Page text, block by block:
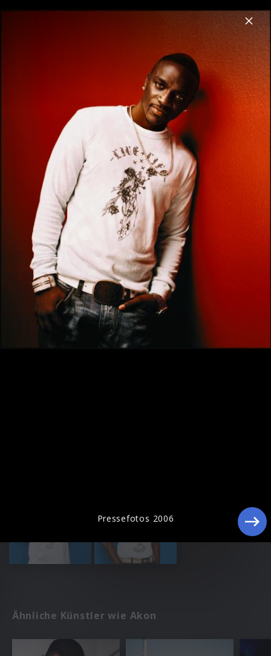
Menu
Videos Fotos Biografie
Pressefotos 2006
Akon - Pressefotos 2005
Ähnliche Künstler wie Akon
Pressefotos 2006